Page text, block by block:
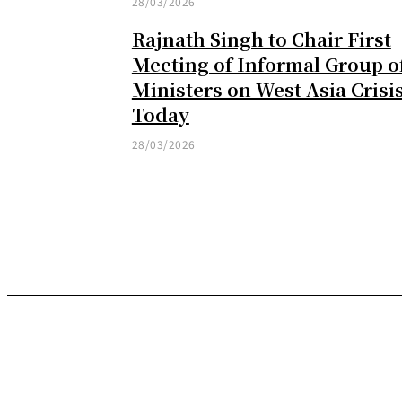
Rajnath Singh to Chair First
Meeting of Informal Group
Ministers on West Asia
Today
28/03/2026